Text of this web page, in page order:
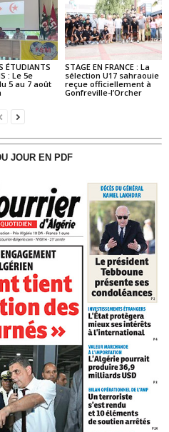
ÉTUDIANTS
: Le 5e
5 au 7 août
STAGE EN FRANCE : La
sélection U17 sahraouie
reçue officiellement à
Gonfreville-l’Orcher
JOUR EN PDF